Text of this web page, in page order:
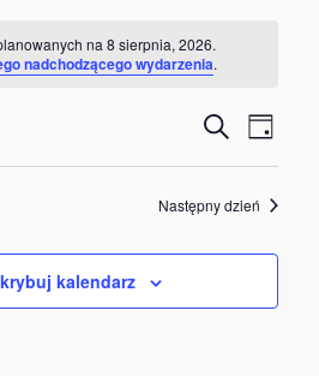
na 8 sierpnia, 2026.
nadchodzącego wydarzenia.
po
i
widokach
Szukaj
Dzień
Następny dzień
kalendarz